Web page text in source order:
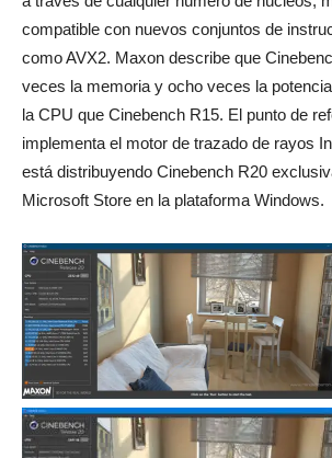
compatible con nuevos conjuntos de
como AVX2. Maxon describe que
veces la memoria y ocho veces la
la CPU que Cinebench R15. El punto de
implementa el motor de trazado de rayos
está distribuyendo Cinebench R20
Microsoft Store en la plataforma Windows.